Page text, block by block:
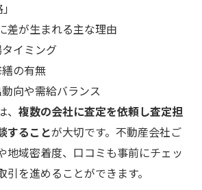
差が生まれる主な理由
イミング
の有無
向や需給バランス
複数の会社に査定を依頼し査定担
することが大切です。不動産会社ご
地域密着度、口コミも事前にチェッ
を進めることができます。